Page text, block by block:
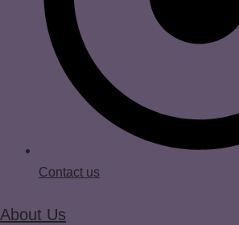
Contact us
About Us